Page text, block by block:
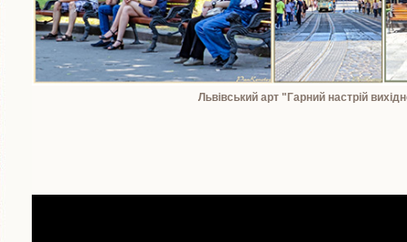
Львівський арт "Гарний настрій